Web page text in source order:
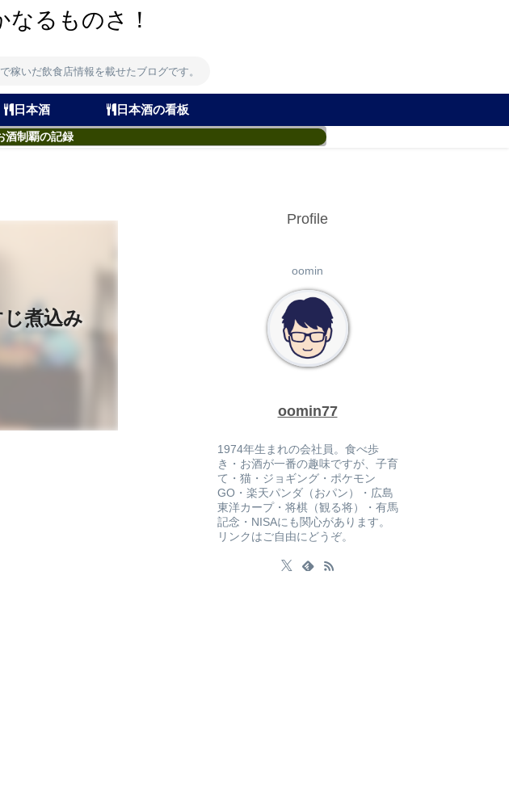
るものさ！
稼いだ飲食店情報を載せたブログです。
日本酒 日本酒の看板
制覇の記録
煮込み
Profile
oomin
oomin77
1974年生まれの会社員。食べ歩
き・お酒が一番の趣味ですが、子育
て・猫・ジョギング・ポケモン
GO・楽天パンダ（おパン）・広島
東洋カープ・将棋（観る将）・有馬
記念・NISAにも関心があります。
リンクはご自由にどうぞ。